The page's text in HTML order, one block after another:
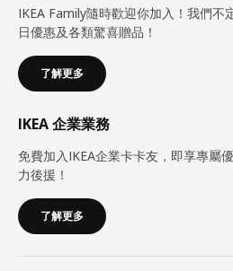
IKEA Family隨時歡迎你加入！我們不
日優惠及各類驚喜贈品！
了解更多
IKEA 企業業務
免費加入IKEA企業卡卡友，即享專屬
力後援！
了解更多